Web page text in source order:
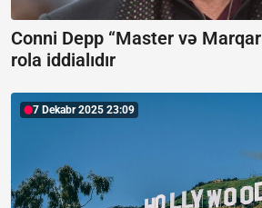
Conni Depp “Master və
rola iddialıdır
7 Dekabr 2025 23:09